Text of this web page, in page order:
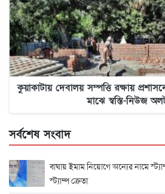
কুয়াকাটায় দেবালয় সম্পত্তি রক্ষায়
মাঝে স্বস্তি-নিউজ
সর্বশেষ সংবাদ
বাঘায় ইমাম নিয়োগে অন্যের নামে
স্ট্যাম্প ক্রেতা